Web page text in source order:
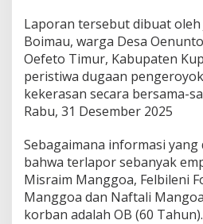
Laporan tersebut dibuat
Boimau, warga Desa
Oefeto Timur, Kabupaten
peristiwa dugaan
kekerasan secara bersama-
Rabu, 31 Desember 2025
Sebagaimana informasi
bahwa terlapor sebanyak
Misraim Manggoa, Felbileni
Manggoa dan Naftali
korban adalah OB (60 Tahun).